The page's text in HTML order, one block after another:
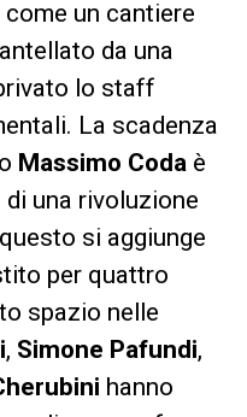
un cantiere
da una
lo staff
La scadenza
Massimo Coda è
di una rivoluzione
si aggiunge
per quattro
spazio nelle
, Simone Pafundi,
hanno